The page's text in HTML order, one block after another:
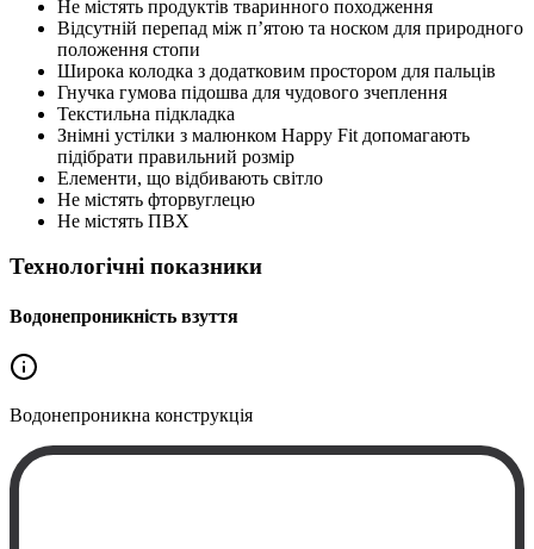
Не містять продуктів тваринного походження
Відсутній перепад між п’ятою та носком для природного
положення стопи
Широка колодка з додатковим простором для пальців
Гнучка гумова підошва для чудового зчеплення
Текстильна підкладка
Знімні устілки з малюнком Happy Fit допомагають
підібрати правильний розмір
Елементи, що відбивають світло
Не містять фторвуглецю
Не містять ПВХ
Технологічні показники
Водонепроникність взуття
Водонепроникна конструкція